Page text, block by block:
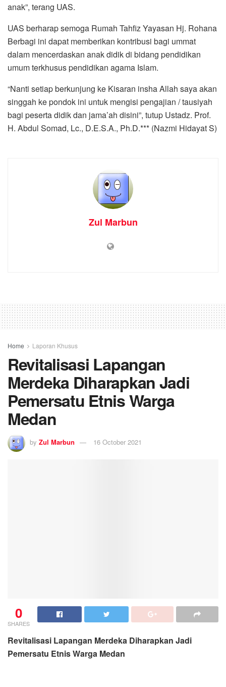
anak”, terang UAS.
UAS berharap semoga Rumah Tahfiz Yayasan Hj. Rohana
Berbagi ini dapat memberikan kontribusi bagi ummat
dalam mencerdaskan anak didik di bidang pendidikan
umum terkhusus pendidikan agama Islam.
“Nanti setiap berkunjung ke Kisaran insha Allah saya akan
singgah ke pondok ini untuk mengisi pengajian / tausiyah
bagi peserta didik dan jama’ah disini”, tutup Ustadz. Prof.
H. Abdul Somad, Lc., D.E.S.A., Ph.D.*** (Nazmi Hidayat S)
Zul Marbun
Home Laporan Khusus
Revitalisasi Lapangan
Merdeka Diharapkan Jadi
Pemersatu Etnis Warga
Medan
by Zul Marbun 16 October 2021
0
SHARES
Revitalisasi Lapangan Merdeka Diharapkan Jadi
Pemersatu Etnis Warga Medan